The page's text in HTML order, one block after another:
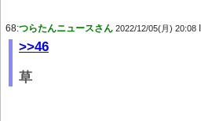
68:つらたんニュースさん 2022/12/05(月) 20:08
>>46
草